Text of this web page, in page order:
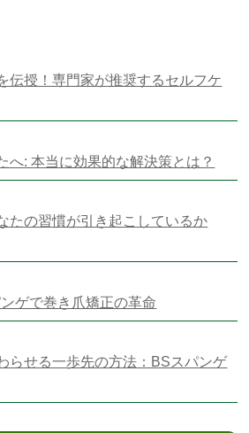
伝授！専門家が推奨するセルフケ
へ: 本当に効果的な解決策とは？
たの習慣が引き起こしているか
ゲで巻き爪矯正の革命
らせる一歩先の方法：BSスパンゲ